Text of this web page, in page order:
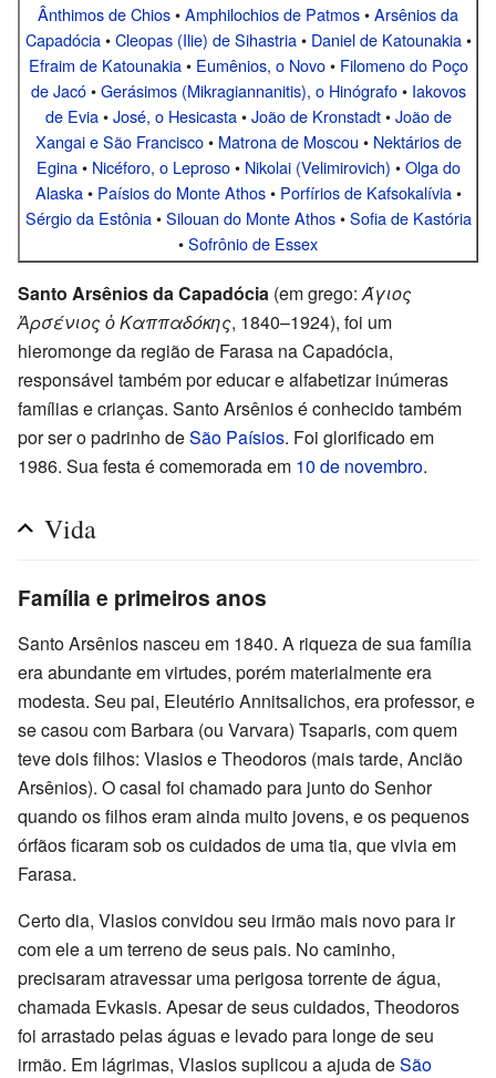
Ânthimos de Chios•Amphilochios de Patmos•Arsênios da
Capadócia•Cleopas (Ilie) de Sihastria• Daniel de Katounakia•
Efraim de Katounakia• Eumênios, o Novo• Filomeno do Poço
de Jacó•Gerásimos (Mikragiannanitis), o Hinógrafo• Iakovos
de Evia•José, o Hesicasta•João de Kronstadt•João de
Xangai e São Francisco• Matrona de Moscou • Nektários de
Egina• Nicéforo, o Leproso• Nikolai (Velimirovich) •Olga do
Alaska• Paísios do Monte Athos• Porfírios de Kafsokalívia•
Sérgio da Estônia•Silouan do Monte Athos•Sofia de Kastória
•Sofrônio de Essex
Santo Arsênios da Capadócia (em grego:Άγιος
Ἀρσένιος ὁ Καππαδόκης, 1840–1924), foi um
hieromonge da região de Farasa na Capadócia,
responsável também por educar e alfabetizar inúmeras
famílias e crianças. Santo Arsênios é conhecido também
por ser o padrinho deSão Paísios. Foi glorificado em
1986. Sua festa é comemorada em 10 de novembro.
Vida
Família e primeiros anos
Santo Arsênios nasceu em 1840. A riqueza de sua família
era abundante em virtudes, porém materialmente era
modesta. Seu pai, Eleutério Annitsalichos, era professor, e
se casou com Barbara (ou Varvara) Tsaparis, com quem
teve dois filhos: Vlasios e Theodoros (mais tarde, Ancião
Arsênios). O casal foi chamado para junto do Senhor
quando os filhos eram ainda muito jovens, e os pequenos
órfãos ficaram sob os cuidados de uma tia, que vivia em
Farasa.
Certo dia, Vlasios convidou seu irmão mais novo para ir
com ele a um terreno de seus pais. No caminho,
precisaram atravessar uma perigosa torrente de água,
chamada Evkasis. Apesar de seus cuidados, Theodoros
foi arrastado pelas águas e levado para longe de seu
irmão. Em lágrimas, Vlasios suplicou a ajuda deSão